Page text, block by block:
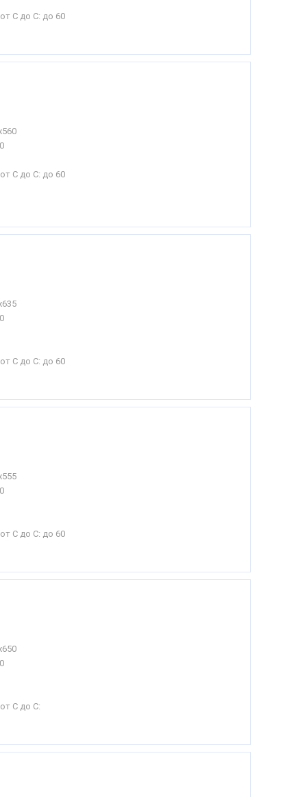
С до С: до 60
С до С: до 60
С до С: до 60
С до С: до 60
С до С: